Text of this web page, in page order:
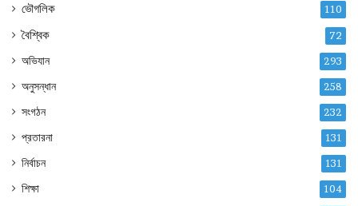
ভৌগলিক 110
বৈশ্বিক 72
অভিযান 293
অনুসন্ধান 258
সংগঠন 232
প্রতারনা 131
নির্বাচন 131
শিক্ষা 104